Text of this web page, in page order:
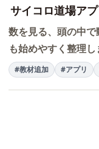
サイコロ道場ア
数を見る、頭の中
も始めやすく整理し
#教材追加 #アプリ